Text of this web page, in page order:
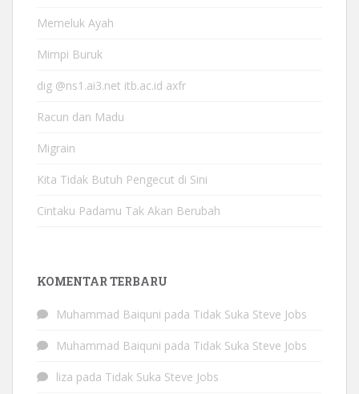
Memeluk Ayah
Mimpi Buruk
dig @ns1.ai3.net itb.ac.id axfr
Racun dan Madu
Migrain
Kita Tidak Butuh Pengecut di Sini
Cintaku Padamu Tak Akan Berubah
KOMENTAR TERBARU
Muhammad Baiquni pada Tidak Suka Steve Jobs
Muhammad Baiquni pada Tidak Suka Steve Jobs
liza pada Tidak Suka Steve Jobs